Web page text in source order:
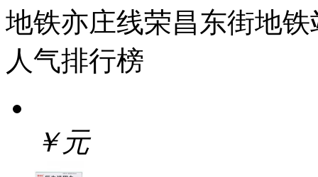
地铁亦庄线荣昌东街地
人气排行榜
￥元